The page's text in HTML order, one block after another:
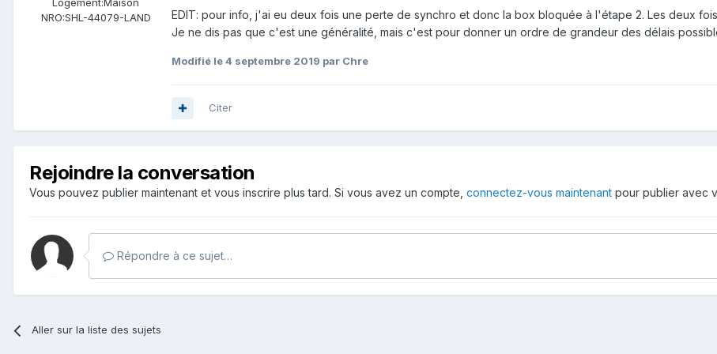
NRO:SHL-44079-LAND
EDIT: pour info, j'ai eu deux fois une perte de synchro et donc la box bloquée à l'étape 2. Les deux
Je ne dis pas que c'est une généralité, mais c'est pour donner un ordre de grandeur des délais
Modifié le 4 septembre 2019 par Chre
Citer
Rejoindre la conversation
Vous pouvez publier maintenant et vous inscrire plus tard. Si vous avez un compte, connectez-vous maintenant pour publier avec
Répondre à ce sujet…
Aller sur la liste des sujets